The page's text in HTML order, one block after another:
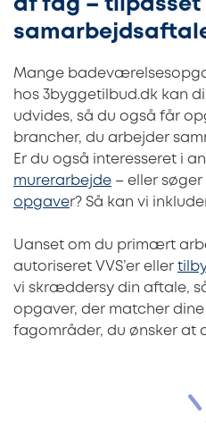
af fag – tilpasset
Mange
hos 3byggetilbud.dk kan
udvides, så du også får
brancher, du arbejder
Er du også interesseret i
murerarbejde – eller
opgaver? Så kan vi
Uanset om du primært
autoriseret VVS’er eller
vi skræddersy din aftale,
opgaver, der matcher
fagområder, du ønsker at